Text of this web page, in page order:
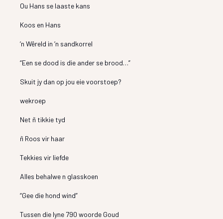
Ou Hans se laaste kans
Koos en Hans
’n Wêreld in ’n sandkorrel
“Een se dood is die ander se brood…”
Skuit jy dan op jou eie voorstoep?
wekroep
Net ñ tikkie tyd
ñ Roos vir haar
Tekkies vir liefde
Alles behalwe n glasskoen
“Gee die hond wind”
Tussen die lyne 790 woorde Goud